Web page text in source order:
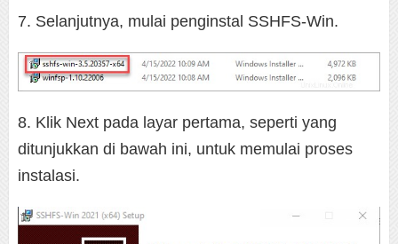
7. Selanjutnya, mulai penginstal SSHFS-Win.
8. Klik Next pada layar pertama, seperti yang
ditunjukkan di bawah ini, untuk memulai proses
instalasi.